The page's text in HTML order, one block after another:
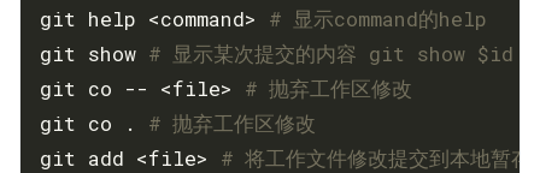
git help <command> # 显示command的help
git show # 显示某次提交的内容 git show $id
git co -- <file> # 抛弃工作区修改
git co . # 抛弃工作区修改
git add <file> # 将工作文件修改提交到本地暂存